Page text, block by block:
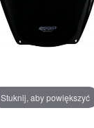
Stuknij, aby powiększyć